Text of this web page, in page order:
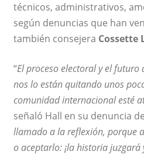
técnicos, administrativos,
según denuncias que han
también consejera Cossette
“El proceso electoral y el futuro
nos lo están quitando unos
comunidad internacional esté
señaló Hall en su denuncia
llamado a la reflexión, porque
o aceptarlo: ¡la historia